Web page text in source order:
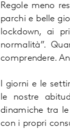
Regole meno
parchi e belle
lockdown, ai
normalità”.
comprendere.
I giorni e le
le nostre
dinamiche tra
con i propri